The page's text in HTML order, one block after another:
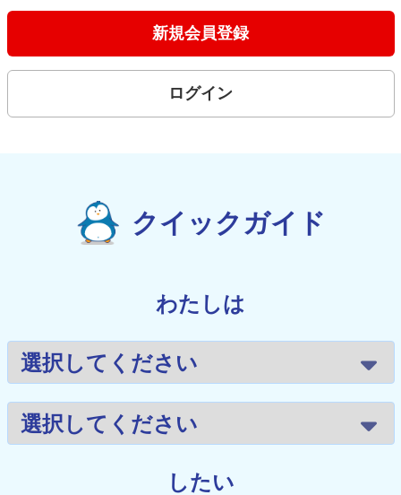
新規会員登録
ログイン
クイックガイド
わたしは
したい